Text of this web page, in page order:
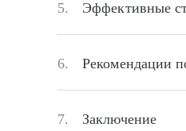
5. Эффективные
6. Рекомендации
7. Заключение